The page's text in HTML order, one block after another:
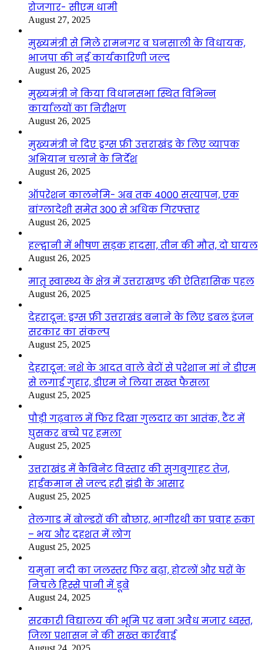
रोजगार- सीएम धामी
August 27, 2025
मुख्यमंत्री से मिले रामनगर व घनसाली के विधायक,
भाजपा की नई कार्यकारिणी जल्द
August 26, 2025
मुख्यमंत्री ने किया विधानसभा स्थित विभिन्न
कार्यालयों का निरीक्षण
August 26, 2025
मुख्यमंत्री ने दिए ड्रग्स फ्री उत्तराखंड के लिए व्यापक
अभियान चलाने के निर्देश
August 26, 2025
ऑपरेशन कालनेमि- अब तक 4000 सत्यापन, एक
बांग्लादेशी समेत 300 से अधिक गिरफ्तार
August 26, 2025
हल्द्वानी में भीषण सड़क हादसा, तीन की मौत, दो घायल
August 26, 2025
मातृ स्वास्थ्य के क्षेत्र में उत्तराखण्ड की ऐतिहासिक पहल
August 26, 2025
देहरादून: ड्रग्स फ्री उत्तराखंड बनाने के लिए डबल इंजन
सरकार का संकल्प
August 25, 2025
देहरादून: नशे के आदत वाले बेटों से परेशान मां ने डीएम
से लगाई गुहार, डीएम ने लिया सख्त फैसला
August 25, 2025
पौड़ी गढ़वाल में फिर दिखा गुलदार का आतंक, टैंट में
घुसकर बच्चे पर हमला
August 25, 2025
उत्तराखंड में कैबिनेट विस्तार की सुगबुगाहट तेज,
हाईकमान से जल्द हरी झंडी के आसार
August 25, 2025
तेलगाड में बोल्डरों की बौछार, भागीरथी का प्रवाह रुका
– भय और दहशत में लोग
August 25, 2025
यमुना नदी का जलस्तर फिर बढ़ा, होटलों और घरों के
निचले हिस्से पानी में डूबे
August 24, 2025
सरकारी विद्यालय की भूमि पर बना अवैध मजार ध्वस्त,
जिला प्रशासन ने की सख्त कार्रवाई
August 24, 2025